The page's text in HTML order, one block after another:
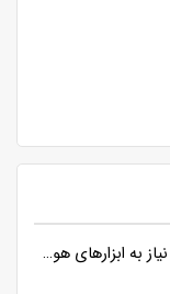
آشپزخانه های امروزی و نیاز به ابزارهای هوشمندتر